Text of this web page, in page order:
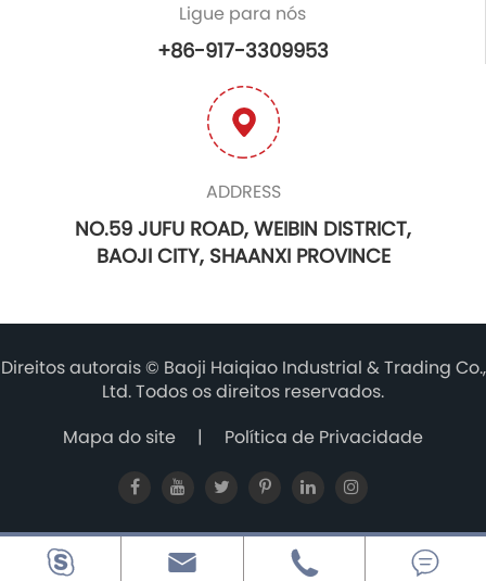
Ligue para nós
+86-917-3309953
ADDRESS
NO.59 JUFU ROAD, WEIBIN DISTRICT,
BAOJI CITY, SHAANXI PROVINCE
Direitos autorais © Baoji Haiqiao Industrial & Trading Co.,
Ltd.Todos os direitos reservados.
Mapa do site | Política de Privacidade
   